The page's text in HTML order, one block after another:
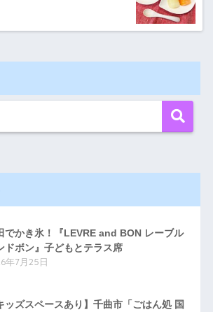
でかき氷！『LEVRE and BON レーブル
ドボン』子どもとテラス席
年7月25日
ッズスペースあり】千曲市「ごはん処 国